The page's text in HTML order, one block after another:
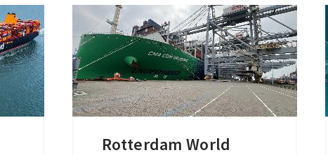
logistiek
Rotterdam World
Rotterdam